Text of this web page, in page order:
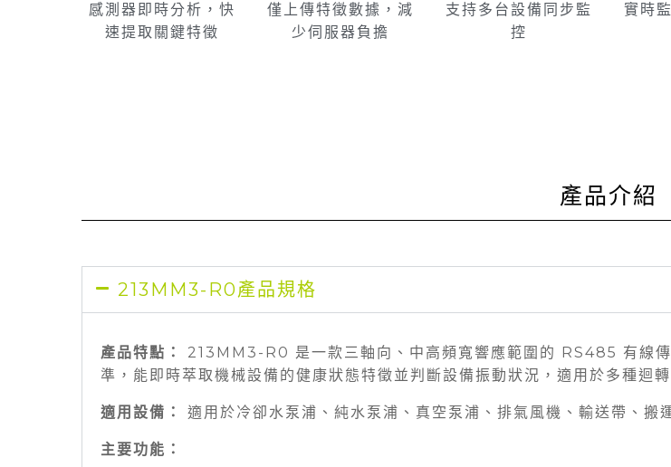
感測器即時分析，快
速提取關鍵特徵
僅上傳特徵數據，減
少伺服器負擔
支持多台設備同步監
控
實時
產品介紹
213MM3-R0產品規格
產品特點：
213MM3-R0 是一款三軸向、中高頻寬響應範圍的 RS485 有線
準，能即時萃取機械設備的健康狀態特徵並判斷設備振動狀況，適用於多種迴
適用設備： 適用於冷卻水泵浦、純水泵浦、真空泵浦、排氣風機、輸送帶、搬
主要功能：